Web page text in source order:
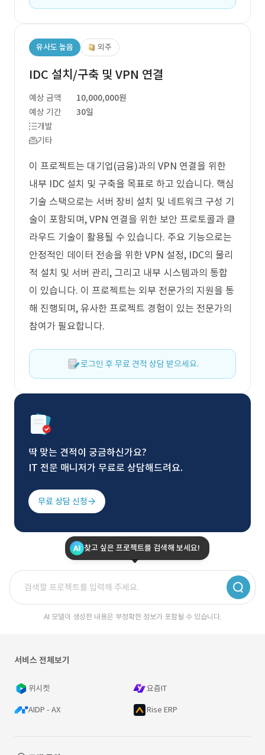
유사도 높음 외주
IDC 설치/구축 및 VPN 연결
예상 금액
10,000,000원
예상 기간
30일
개발
기타
이 프로젝트는 대기업(금융)과의 VPN 연결을 위한
내부 IDC 설치 및 구축을 목표로 하고 있습니다. 핵심
기술 스택으로는 서버 장비 설치 및 네트워크 구성 기
술이 포함되며, VPN 연결을 위한 보안 프로토콜과 클
라우드 기술이 활용될 수 있습니다. 주요 기능으로는
안정적인 데이터 전송을 위한 VPN 설정, IDC의 물리
적 설치 및 서버 관리, 그리고 내부 시스템과의 통합
이 있습니다. 이 프로젝트는 외부 전문가의 지원을 통
해 진행되며, 유사한 프로젝트 경험이 있는 전문가의
참여가 필요합니다.
로그인 후 무료 견적 상담 받으세요.
딱 맞는 견적이 궁금하신가요?
IT 전문 매니저가 무료로 상담해드려요.
무료 상담 신청
찾고 싶은 프로젝트를 검색해 보세요!
AI 모델이 생성한 내용은 부정확한 정보가 포함될 수 있습니다.
서비스 전체보기
위시켓 요즘IT
AIDP - AX Rise ERP